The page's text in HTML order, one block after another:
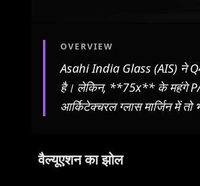
OVERVIEW
Asahi India Glass (AIS) ने
है। लेकिन, **75x** के महंगे P/
आर्किटेक्चरल ग्लास मार्जिन में
वैल्यूएशन का झोल